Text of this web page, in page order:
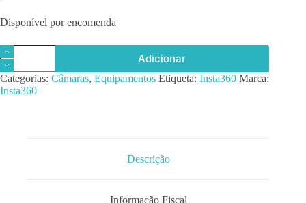
Disponível por encomenda
Quantidade
de
Insta360
X5
Adicionar
Categorias: Câmaras, Equipamentos Etiqueta: Insta360 Marca:
Insta360
Descrição
Informação Fiscal